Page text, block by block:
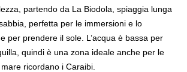
partendo da La Biodola, spiaggia lunga
perfetta per le immersioni e lo
per prendere il sole. L’acqua è bassa per
quindi è una zona ideale anche per le
ricordano i Caraibi.